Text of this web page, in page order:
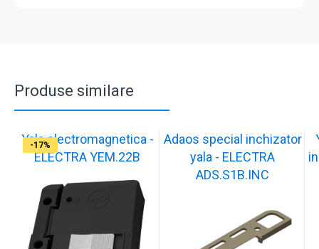
Produse similare
-17%
Yala electromagnetica -
ELECTRA YEM.22B
-17%
Adaos special inchizator
yala - ELECTRA
ADS.S1B.INC
-17%
-17%
-17%
-17%
-17%
-17%
-17%
-17%